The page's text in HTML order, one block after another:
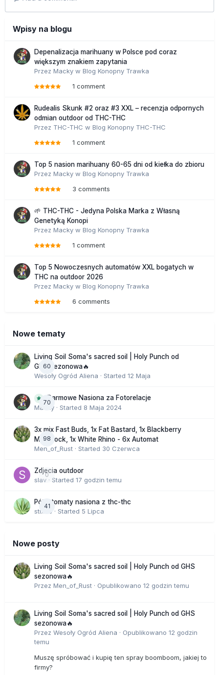
Wpisy na blogu
Depenalizacja marihuany w Polsce pod coraz
większym znakiem zapytania
Przez Macky w Blog Konopny Trawka
1 comment
Rudealis Skunk #2 oraz #3 XXL – recenzja odpornych
odmian outdoor od THC-THC
Przez THC-THC w Blog Konopny THC-THC
1 comment
Top 5 nasion marihuany 60-65 dni od kiełka do zbioru
Przez Macky w Blog Konopny Trawka
3 comments
🌱 THC-THC - Jedyna Polska Marka z Własną
Genetyką Konopi
Przez Macky w Blog Konopny Trawka
1 comment
Top 5 Nowoczesnych automatów XXL bogatych w
THC na outdoor 2026
Przez Macky w Blog Konopny Trawka
6 comments
Nowe tematy
60
Living Soil Soma's sacred soil | Holy Punch od
GHS sezonowa🔥
Wesoły Ogród Aliena · Started 12 Maja
70
Darmowe Nasiona za Fotorelacje
Macky · Started 8 Maja 2024
98
3x mix Fast Buds, 1x Fat Bastard, 1x Blackberry
Moonrock, 1x White Rhino - 6x Automat
Men_of_Rust · Started 30 Czerwca
0
Zdjecia outdoor
slav · Started 17 godzin temu
41
Półautomaty nasiona z thc-thc
stix33 · Started 5 Lipca
Nowe posty
Living Soil Soma's sacred soil | Holy Punch od GHS
sezonowa🔥
Przez Men_of_Rust · Opublikowano 12 godzin temu
Living Soil Soma's sacred soil | Holy Punch od GHS
sezonowa🔥
Przez Wesoły Ogród Aliena · Opublikowano 12 godzin
temu
Muszę spróbować i kupię ten spray boomboom, jakiej to
firmy?